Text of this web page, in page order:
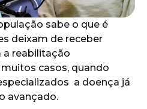
sabe o que é
deixam de receber
a reabilitação
casos, quando
a doença já
avançado.